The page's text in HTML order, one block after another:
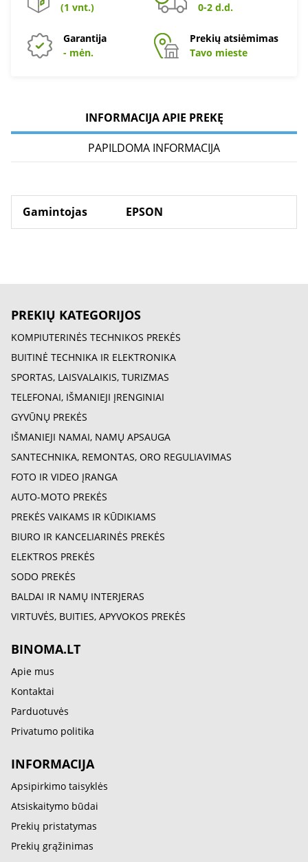
(1 vnt.)
0-2 d.d.
Garantija
- mėn.
Prekių atsiėmimas
Tavo mieste
INFORMACIJA APIE PREKĘ
PAPILDOMA INFORMACIJA
Gamintojas EPSON
PREKIŲ KATEGORIJOS
KOMPIUTERINĖS TECHNIKOS PREKĖS
BUITINĖ TECHNIKA IR ELEKTRONIKA
SPORTAS, LAISVALAIKIS, TURIZMAS
TELEFONAI, IŠMANIEJI ĮRENGINIAI
GYVŪNŲ PREKĖS
IŠMANIEJI NAMAI, NAMŲ APSAUGA
SANTECHNIKA, REMONTAS, ORO REGULIAVIMAS
FOTO IR VIDEO ĮRANGA
AUTO-MOTO PREKĖS
PREKĖS VAIKAMS IR KŪDIKIAMS
BIURO IR KANCELIARINĖS PREKĖS
ELEKTROS PREKĖS
SODO PREKĖS
BALDAI IR NAMŲ INTERJERAS
VIRTUVĖS, BUITIES, APYVOKOS PREKĖS
BINOMA.LT
Apie mus
Kontaktai
Parduotuvės
Privatumo politika
INFORMACIJA
Apsipirkimo taisyklės
Atsiskaitymo būdai
Prekių pristatymas
Prekių grąžinimas